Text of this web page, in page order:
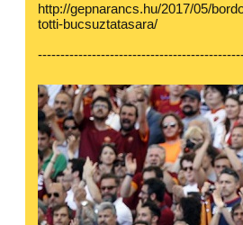
http://gepnarancs.hu/2017/05/
totti-bucsuztatasara/